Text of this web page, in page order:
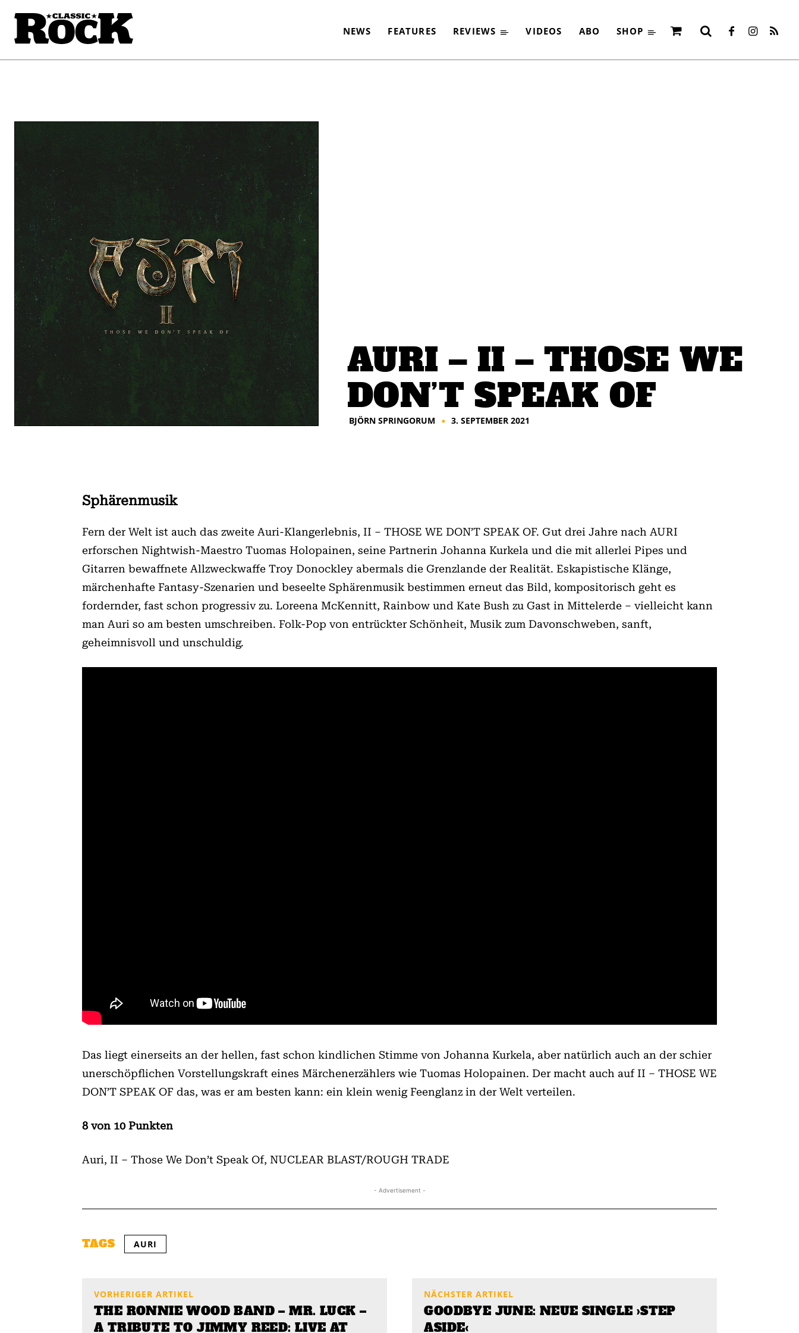
NEWS FEATURES REVIEWS VIDEOS ABO SHOP
AURI – II – THOSE WE
DON’T SPEAK OF
BJÖRN SPRINGORUM ■ 3. SEPTEMBER 2021
Sphärenmusik
Fern der Welt ist auch das zweite Auri-Klangerlebnis, II – THOSE WE DON’T SPEAK OF. Gut drei Jahre nach AURI
erforschen Nightwish-Maestro Tuomas Holopainen, seine Partnerin Johanna Kurkela und die mit allerlei Pipes und
Gitarren bewaffnete Allzweckwaffe Troy Donockley abermals die Grenzlande der Realität. Eskapistische Klänge,
märchenhafte Fantasy-Szenarien und beseelte Sphärenmusik bestimmen erneut das Bild, kompositorisch geht es
fordernder, fast schon progressiv zu. Loreena McKennitt, Rainbow und Kate Bush zu Gast in Mittelerde – vielleicht kann
man Auri so am besten umschreiben. Folk-Pop von entrückter Schönheit, Musik zum Davonschweben, sanft,
geheimnisvoll und unschuldig.
Das liegt einerseits an der hellen, fast schon kindlichen Stimme von Johanna Kurkela, aber natürlich auch an der schier
unerschöpflichen Vorstellungskraft eines Märchenerzählers wie Tuomas Holopainen. Der macht auch auf II – THOSE WE
DON’T SPEAK OF das, was er am besten kann: ein klein wenig Feenglanz in der Welt verteilen.
8 von 10 Punkten
Auri, II – Those We Don’t Speak Of, NUCLEAR BLAST/ROUGH TRADE
- Advertisement -
TAGS AURI
VORHERIGER ARTIKEL
THE RONNIE WOOD BAND – MR. LUCK –
A TRIBUTE TO JIMMY REED: LIVE AT
NÄCHSTER ARTIKEL
GOODBYE JUNE: NEUE SINGLE ›STEP
ASIDE‹